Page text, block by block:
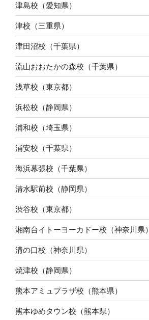
津島校（愛知県）
津校（三重県）
津田沼校（千葉県）
流山おおたかの森校（千葉県）
浅草校（東京都）
浜松校（静岡県）
浦和校（埼玉県）
浦安校（千葉県）
海浜幕張校（千葉県）
清水駅前校（静岡県）
渋谷校（東京都）
湘南台イトーヨーカドー校（神奈川県）
溝の口校（神奈川県）
焼津校（静岡県）
熊本アミュプラザ校（熊本県）
熊本ゆめタウン校（熊本県）